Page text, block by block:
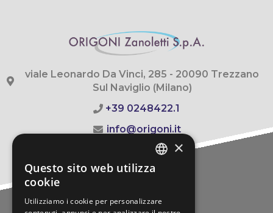
viale Leonardo Da Vinci, 285 - 20090 Trezzano
Sul Naviglio (Milano)
+39 0248422.1
info@origoni.it
Painting line
×
Questo sito web utilizza
cookie
Utilizziamo i cookie per personalizzare